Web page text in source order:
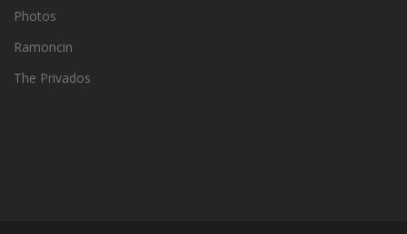
Photos
Ramoncin
The Privados